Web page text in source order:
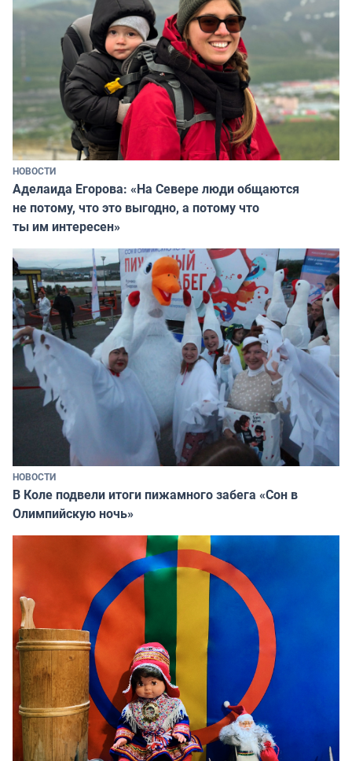
НОВОСТИ
Аделаида Егорова: «На Севере люди общаются
не потому, что это выгодно, а потому что
ты им интересен»
НОВОСТИ
В Коле подвели итоги пижамного забега «Сон в
Олимпийскую ночь»